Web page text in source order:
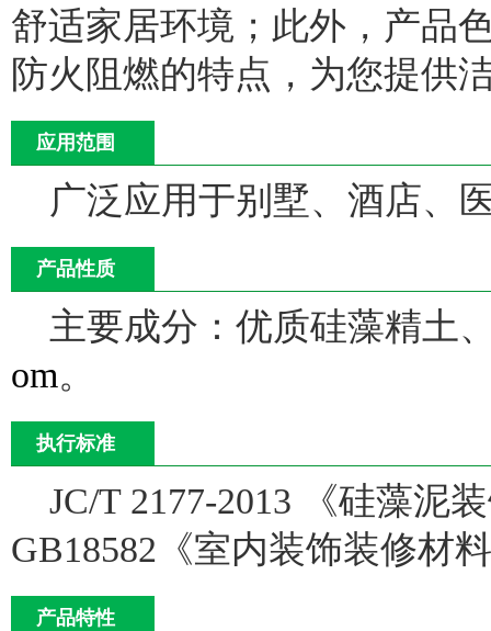
舒适家居环境；此外，产品
防火阻燃的特点，为您提供
应用范围
广泛应用于别墅、酒店、
产品性质
主要成分：优质硅藻精土
om。
执行标准
JC/T 2177-2013 《硅藻泥
GB18582《室内装饰装修材
产品特性